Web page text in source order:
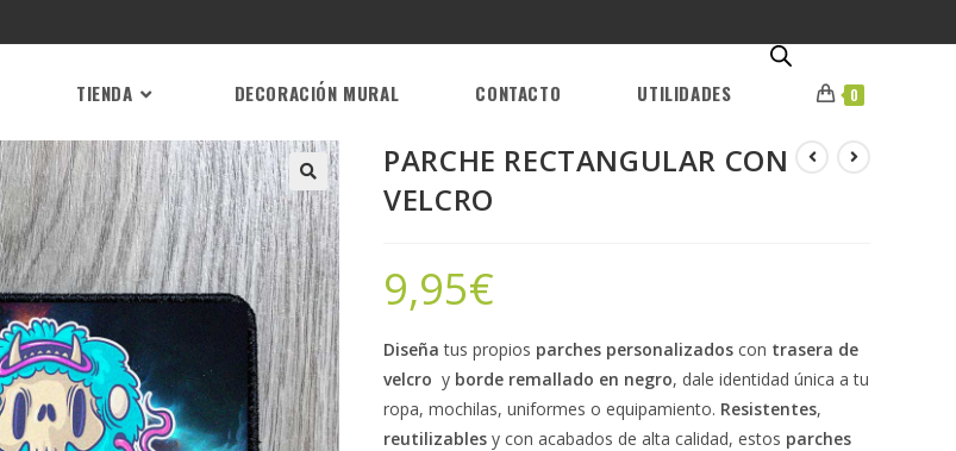
TIENDA DECORACIÓN MURAL CONTACTO UTILIDADES 0
PARCHE RECTANGULAR CON
VELCRO
9,95€
Diseña tus propios parches personalizados con trasera de
velcro y borde remallado en negro, dale identidad única a tu
ropa, mochilas, uniformes o equipamiento. Resistentes,
reutilizables y con acabados de alta calidad, estos parches